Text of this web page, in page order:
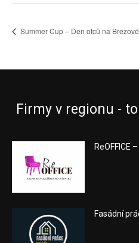
Summer Cup – Den otců na Březové
Firmy v regionu -
ReOFFICE
Fasádní